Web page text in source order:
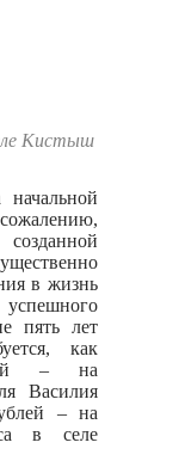
Кистыш
в жизнь
пять лет
как
– на
Василия
– на
в селе